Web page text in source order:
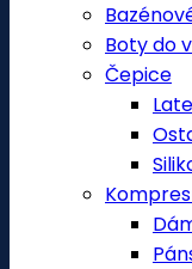
Boty do
Čepice